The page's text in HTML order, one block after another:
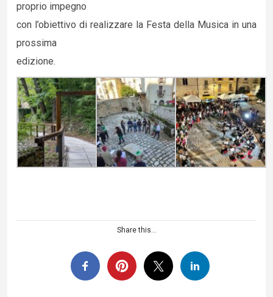
proprio impegno
con l’obiettivo di realizzare la Festa della Musica in una
prossima
edizione.
Share this...